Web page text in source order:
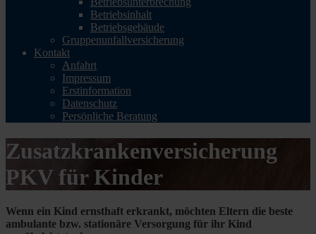
Betriebsinhalt
Betriebsgebäude
Gruppenunfallversicherung
Kontakt
Anfahrt
Impressum
Erstinformation
Datenschutz
Persönliche Beratung
Zusatzkrankenversicherung
PKV für Kinder
Wenn ein Kind ernsthaft erkrankt, möchten Eltern die beste
ambulante bzw. stationäre Versorgung für ihr Kind